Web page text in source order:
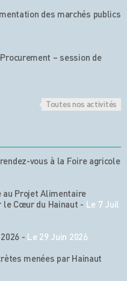
des marchés publics
– session de
Toutes nos activités
vous à la Foire agricole
au Projet Alimentaire
le Cœur du Hainaut - Le 7 Juil
- Le 29 Juin 2026
menées par Hainaut